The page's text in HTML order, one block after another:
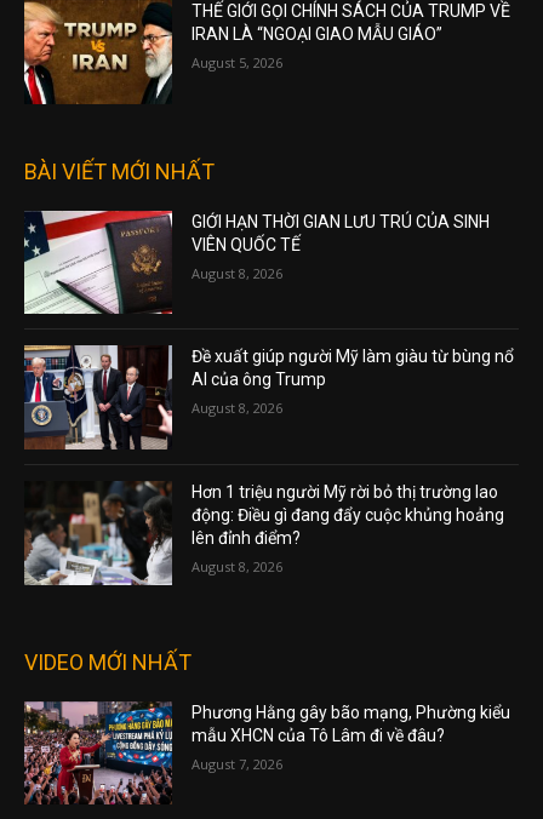
THẾ GIỚI GỌI CHÍNH SÁCH CỦA TRUMP VỀ
IRAN LÀ “NGOẠI GIAO MẪU GIÁO”
August 5, 2026
BÀI VIẾT MỚI NHẤT
GIỚI HẠN THỜI GIAN LƯU TRÚ CỦA SINH
VIÊN QUỐC TẾ
August 8, 2026
Đề xuất giúp người Mỹ làm giàu từ bùng nổ
AI của ông Trump
August 8, 2026
Hơn 1 triệu người Mỹ rời bỏ thị trường lao
động: Điều gì đang đẩy cuộc khủng hoảng
lên đỉnh điểm?
August 8, 2026
VIDEO MỚI NHẤT
Phương Hằng gây bão mạng, Phường kiểu
mẫu XHCN của Tô Lâm đi về đâu?
August 7, 2026